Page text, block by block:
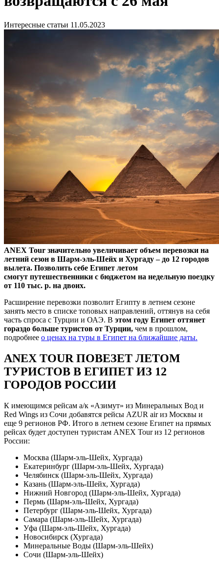
Интересные статьи 11.05.2023
ANEX Tour значительно увеличивает объем перевозки на
летний сезон в Шарм-эль-Шейх и Хургаду– до 12 городов
вылета. Позволить себе Египет летом
смогут путешественники с бюджетом на недельную поездку
от 110 тыс. р. на двоих.
Расширение перевозки позволит Египту в летнем сезоне
занять место в списке топовых направлений, оттянув на себя
часть спроса с Турции и ОАЭ. В этом году Египет оттянет
гораздо больше туристов от Турции, чем в прошлом,
подробнее о ценах на туры в Египет на ближайшие даты.
ANEX TOUR ПОВЕЗЕТ ЛЕТОМ
ТУРИСТОВ В ЕГИПЕТ ИЗ 12
ГОРОДОВ РОССИИ
К имеющимся рейсам а/к «Азимут» из Минеральных Вод и
Red Wings из Сочи добавятся рейсы AZUR air из Москвы и
еще 9 регионов РФ. Итого в летнем сезоне Египет на прямых
рейсах будет доступен туристам ANEX Tour из 12 регионов
России:
Москва (Шарм-эль-Шейх, Хургада)
Екатеринбург (Шарм-эль-Шейх, Хургада)
Челябинск (Шарм-эль-Шейх, Хургада)
Казань (Шарм-эль-Шейх, Хургада)
Нижний Новгород (Шарм-эль-Шейх, Хургада)
Пермь (Шарм-эль-Шейх, Хургада)
Петербург (Шарм-эль-Шейх, Хургада)
Самара (Шарм-эль-Шейх, Хургада)
Уфа (Шарм-эль-Шейх, Хургада)
Новосибирск (Хургада)
Минеральные Воды (Шарм-эль-Шейх)
Сочи (Шарм-эль-Шейх)